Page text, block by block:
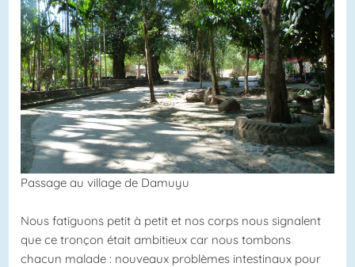
Passage au village de Damuyu
Nous fatiguons petit à petit et nos corps nous signalent
que ce tronçon était ambitieux car nous tombons
chacun malade : nouveaux problèmes intestinaux pour